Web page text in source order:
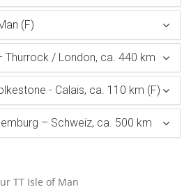
(F)
Thurrock / London, ca. 440 km
- Calais, ca. 110 km (F)
– Schweiz, ca. 500 km
TT Isle of Man